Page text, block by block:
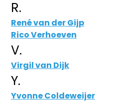
R.
René van der Gijp
Rico Verhoeven
V.
Virgil van Dijk
Y.
Yvonne Coldeweijer